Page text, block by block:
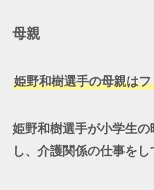
母親
姫野和樹選手の母親は
姫野和樹選手が小学生
し、介護関係の仕事をし